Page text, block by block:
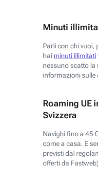
Minuti
Parli con chi vuoi,
hai minuti illimitati
nessuno scatto la
informazioni sulle
Roaming UE
Svizzera
Navighi fino a 45
come a casa. E
previsti dal
offerti da